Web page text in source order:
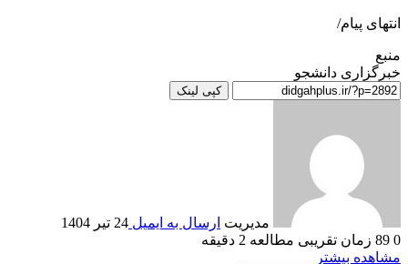
انتهای پیام/
منبع
خبرگزاری دانشجو
کپی لینک
مدیریت ارسال به ایمیل 24 تیر 1404
0
زمان تقریبی مطالعه 2 دقیقه
مشاهده بیشتر